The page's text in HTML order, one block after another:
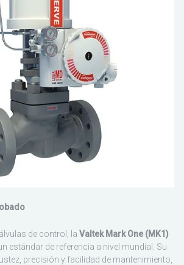
de control, la Valtek Mark One (MK1)
estándar de referencia a nivel mundial. Su
precisión y facilidad de mantenimiento,